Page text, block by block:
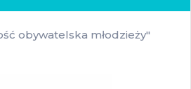
obywatelska młodzieży"